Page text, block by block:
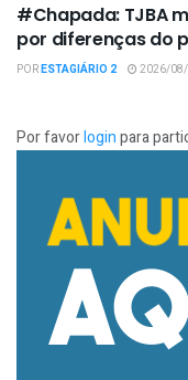
#Chapada: TJBA
por diferenças do
PORESTAGIÁRIO 2 2026/
Por favorloginpara